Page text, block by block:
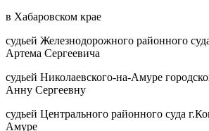
в Хабаровском крае
судьей Железнодорожного районного
Артема Сергеевича
судьей Николаевского-на-Амуре
Анну Сергеевну
судьей Центрального районного суда
Амуре